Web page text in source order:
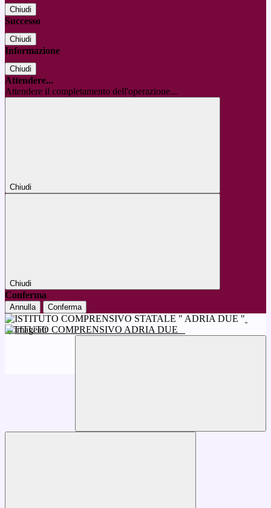
Chiudi
Successo
Chiudi
Informazione
Chiudi
Attendere...
Attendere il completamento dell'operazione...
Chiudi
Chiudi
Conferma
Annulla Conferma
ISTITUTO COMPRENSIVO ADRIA DUE